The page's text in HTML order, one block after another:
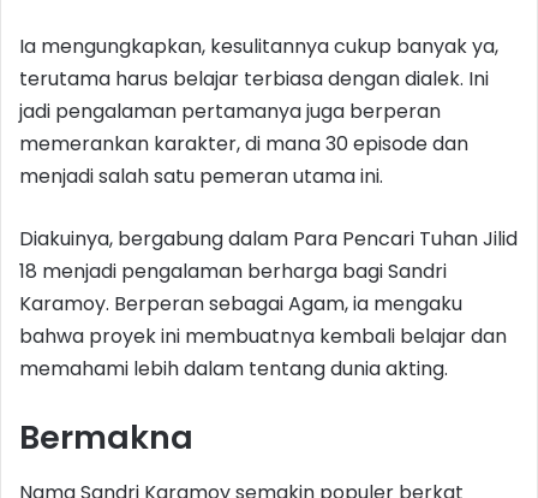
Ia mengungkapkan, kesulitannya cukup banyak ya,
terutama harus belajar terbiasa dengan dialek. Ini
jadi pengalaman pertamanya juga berperan
memerankan karakter, di mana 30 episode dan
menjadi salah satu pemeran utama ini.
Diakuinya, bergabung dalam Para Pencari Tuhan Jilid
18 menjadi pengalaman berharga bagi Sandri
Karamoy. Berperan sebagai Agam, ia mengaku
bahwa proyek ini membuatnya kembali belajar dan
memahami lebih dalam tentang dunia akting.
Bermakna
Nama Sandri Karamoy semakin populer berkat